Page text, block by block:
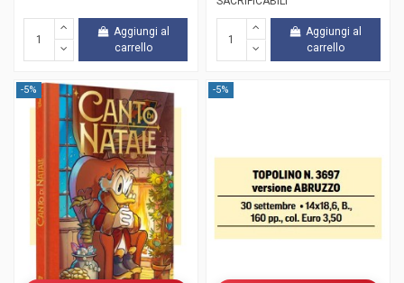
Aggiungi al
carrello
Aggiungi al
carrello
-5% -5%